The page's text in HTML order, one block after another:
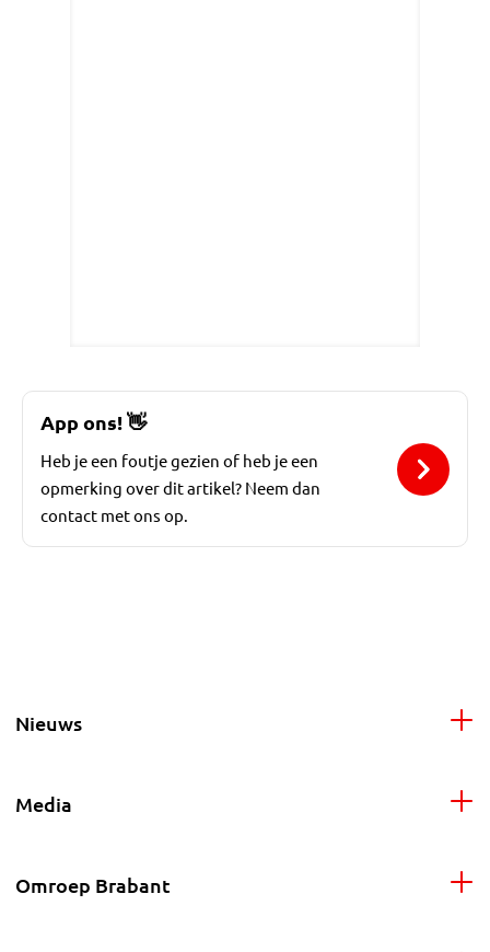
App ons!👋
Heb je een foutje gezien of heb je een
opmerking over dit artikel? Neem dan
contact met ons op.
Nieuws
Media
Omroep Brabant